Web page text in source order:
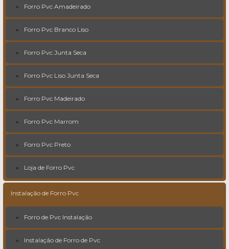
Forro Pvc Amadeirado
Forro Pvc Branco Liso
Forro Pvc Junta Seca
Forro Pvc Liso Junta Seca
Forro Pvc Madeirado
Forro Pvc Marrom
Forro Pvc Preto
Loja de Forro Pvc
Instalação de Forro Pvc
Forro de Pvc Instalação
Instalação de Forro de Pvc